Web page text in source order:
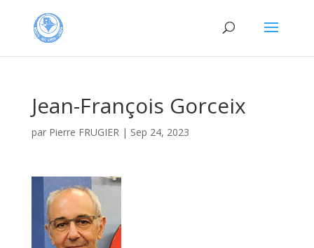
Jean-François Gorceix
par Pierre FRUGIER| Sep 24, 2023